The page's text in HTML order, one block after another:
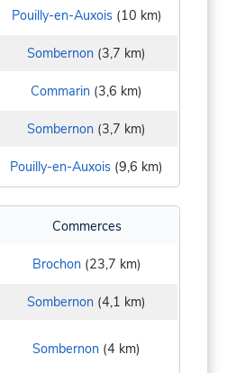
Pouilly-en-Auxois(10 km)
Sombernon (3,7 km)
Commarin (3,6 km)
Sombernon (3,7 km)
Pouilly-en-Auxois (9,6 km)
Commerces
Brochon(23,7 km)
Sombernon (4,1 km)
Sombernon (4 km)